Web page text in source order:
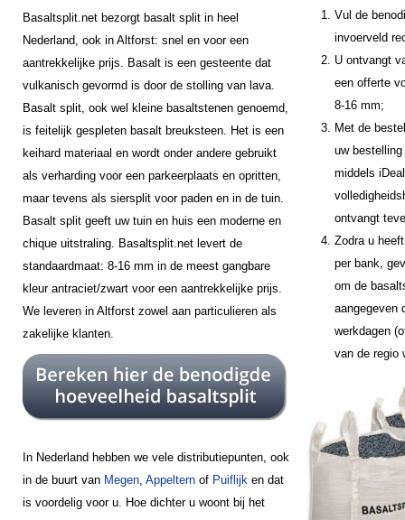
Basaltsplit.net bezorgt basalt split in heel
Nederland, ook in Altforst: snel en voor een
aantrekkelijke prijs. Basalt is een gesteente dat
vulkanisch gevormd is door de stolling van lava.
Basalt split, ook wel kleine basaltstenen genoemd,
is feitelijk gespleten basalt breuksteen. Het is een
keihard materiaal en wordt onder andere gebruikt
als verharding voor een parkeerplaats en opritten,
maar tevens als siersplit voor paden en in de tuin.
Basalt split geeft uw tuin en huis een moderne en
chique uitstraling. Basaltsplit.net levert de
standaardmaat: 8-16 mm in de meest gangbare
kleur antraciet/zwart voor een aantrekkelijke prijs.
We leveren in Altforst zowel aan particulieren als
zakelijke klanten.
In Nederland hebben we vele distributiepunten, ook
in de buurt van Megen, Appeltern of Puiflijk en dat
is voordelig voor u. Hoe dichter u woont bij het
Vul de
invoerveld
U ontvangt
een offerte
8-16 mm;
Met de
uw
middels
ontvangt
Zodra u
per bank,
om de
aangegeven
werkdagen
van de regio